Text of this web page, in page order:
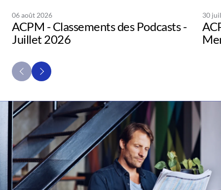
06 août 2026
ACPM - Classements des Podcasts -
Juillet 2026
30